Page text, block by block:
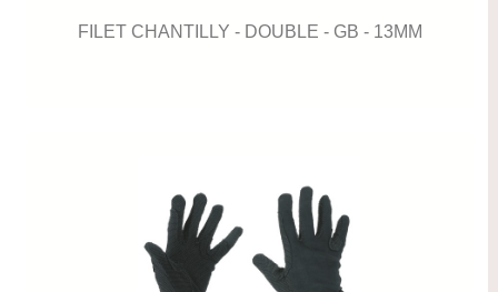
FILET CHANTILLY - DOUBLE - GB - 13MM